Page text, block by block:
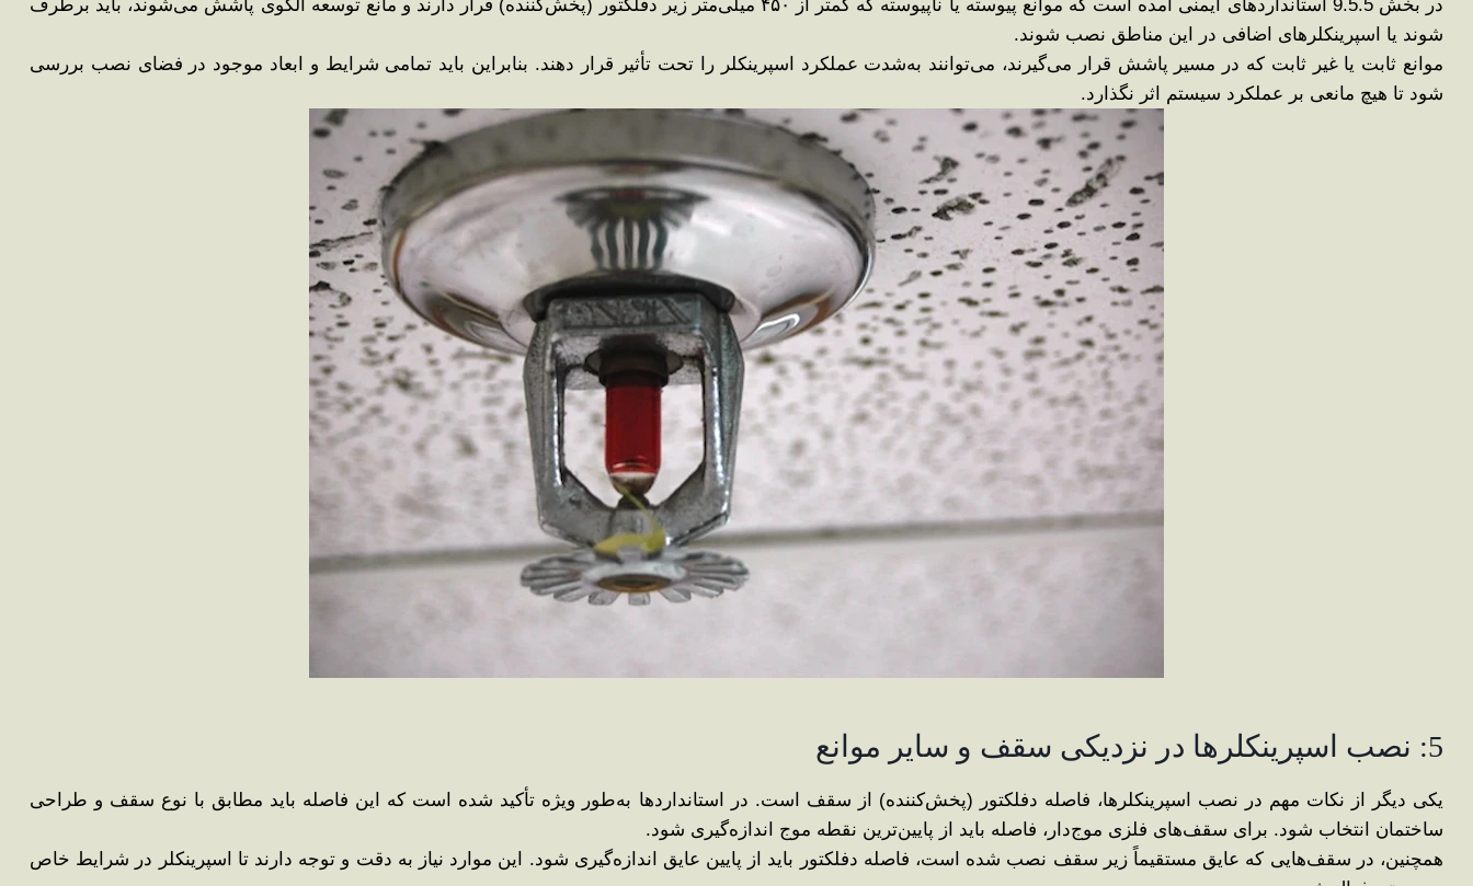
در بخش 9.5.5 استانداردهای ایمنی آمده است که موانع پیوسته یا ناپیوسته که کمتر از ۴۵۰ میلی‌متر زیر دفلکتور (پخش‌کننده) قرار دارند و مانع توسعه الگوی پاشش می‌شوند، باید برطرف
شوند یا اسپرینکلرهای اضافی در این مناطق نصب شوند.
موانع ثابت یا غیر ثابت که در مسیر پاشش قرار می‌گیرند، می‌توانند به‌شدت عملکرد اسپرینکلر را تحت تأثیر قرار دهند. بنابراین باید تمامی شرایط و ابعاد موجود در فضای نصب بررسی
شود تا هیچ مانعی بر عملکرد سیستم اثر نگذارد.
5: نصب اسپرینکلرها در نزدیکی سقف و سایر موانع
یکی دیگر از نکات مهم در نصب اسپرینکلرها، فاصله دفلکتور (پخش‌کننده) از سقف است. در استانداردها به‌طور ویژه تأکید شده است که این فاصله باید مطابق با نوع سقف و طراحی
ساختمان انتخاب شود. برای سقف‌های فلزی موج‌دار، فاصله باید از پایین‌ترین نقطه موج اندازه‌گیری شود.
همچنین، در سقف‌هایی که عایق مستقیماً زیر سقف نصب شده است، فاصله دفلکتور باید از پایین عایق اندازه‌گیری شود. این موارد نیاز به دقت و توجه دارند تا اسپرینکلر در شرایط خاص